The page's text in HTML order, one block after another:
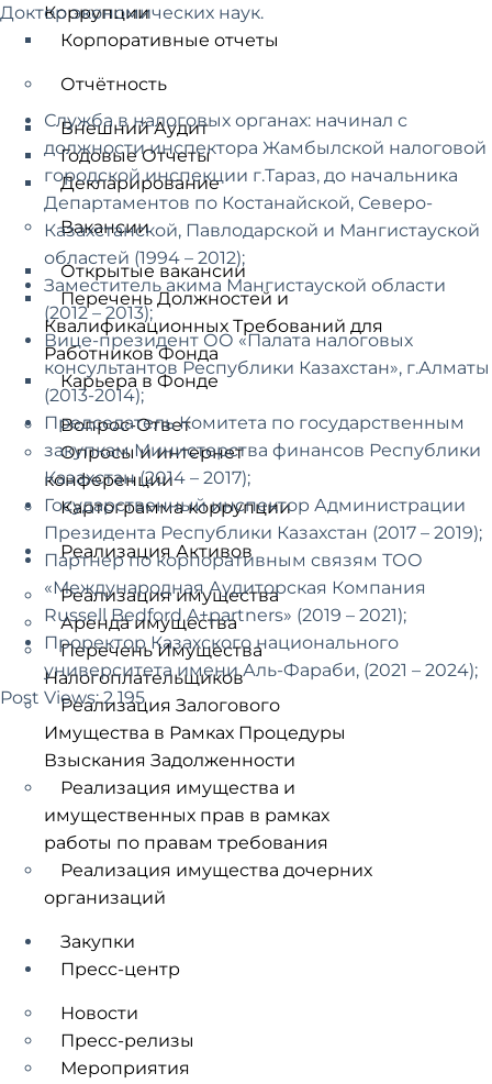
Коррупции
Корпоративные отчеты
Отчётность
Внешний Аудит
Годовые Отчеты
Декларирование
Вакансии
Открытые вакансии
Перечень Должностей и
Квалификационных Требований для
Работников Фонда
Карьера в Фонде
Вопрос-Ответ
Опросы и интернет
конференции
Картограмма коррупции
Реализация Активов
Реализация имущества
Аренда имущества
Перечень Имущества
Налогоплательщиков
Реализация Залогового
Имущества в Рамках Процедуры
Взыскания Задолженности
Реализация имущества и
имущественных прав в рамках
работы по правам требования
Реализация имущества дочерних
организаций
Закупки
Пресс-центр
Новости
Пресс-релизы
Мероприятия
Доктор экономических наук.
Служба в налоговых органах: начинал с
должности инспектора Жамбылской налоговой
городской инспекции г.Тараз, до начальника
Департаментов по Костанайской, Северо-
Казахстанской, Павлодарской и Мангистауской
областей (1994 – 2012);
Заместитель акима Мангистауской области
(2012 – 2013);
Вице-президент ОО «Палата налоговых
консультантов Республики Казахстан», г.Алматы
(2013-2014);
Председатель Комитета по государственным
закупкам Министерства финансов Республики
Казахстан (2014 – 2017);
Государственный инспектор Администрации
Президента Республики Казахстан (2017 – 2019);
Партнер по корпоративным связям ТОО
«Международная Аудиторская Компания
Russell Bedford A+partners» (2019 – 2021);
Проректор Казахского национального
университета имени Аль-Фараби, (2021 – 2024);
Post Views: 2 195